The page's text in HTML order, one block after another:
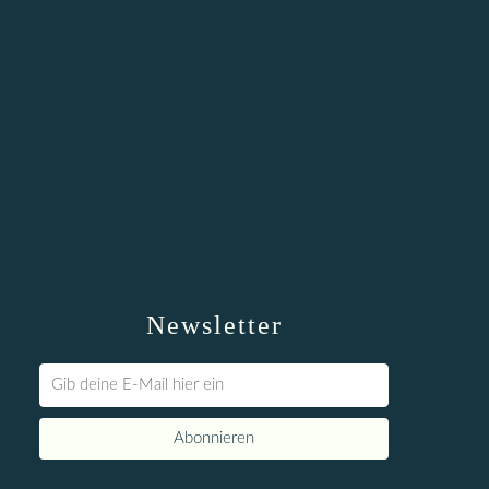
Newsletter